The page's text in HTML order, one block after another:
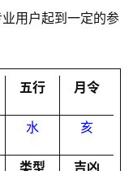
用户起到一定的参
五行 月令
水 亥
类型 吉凶